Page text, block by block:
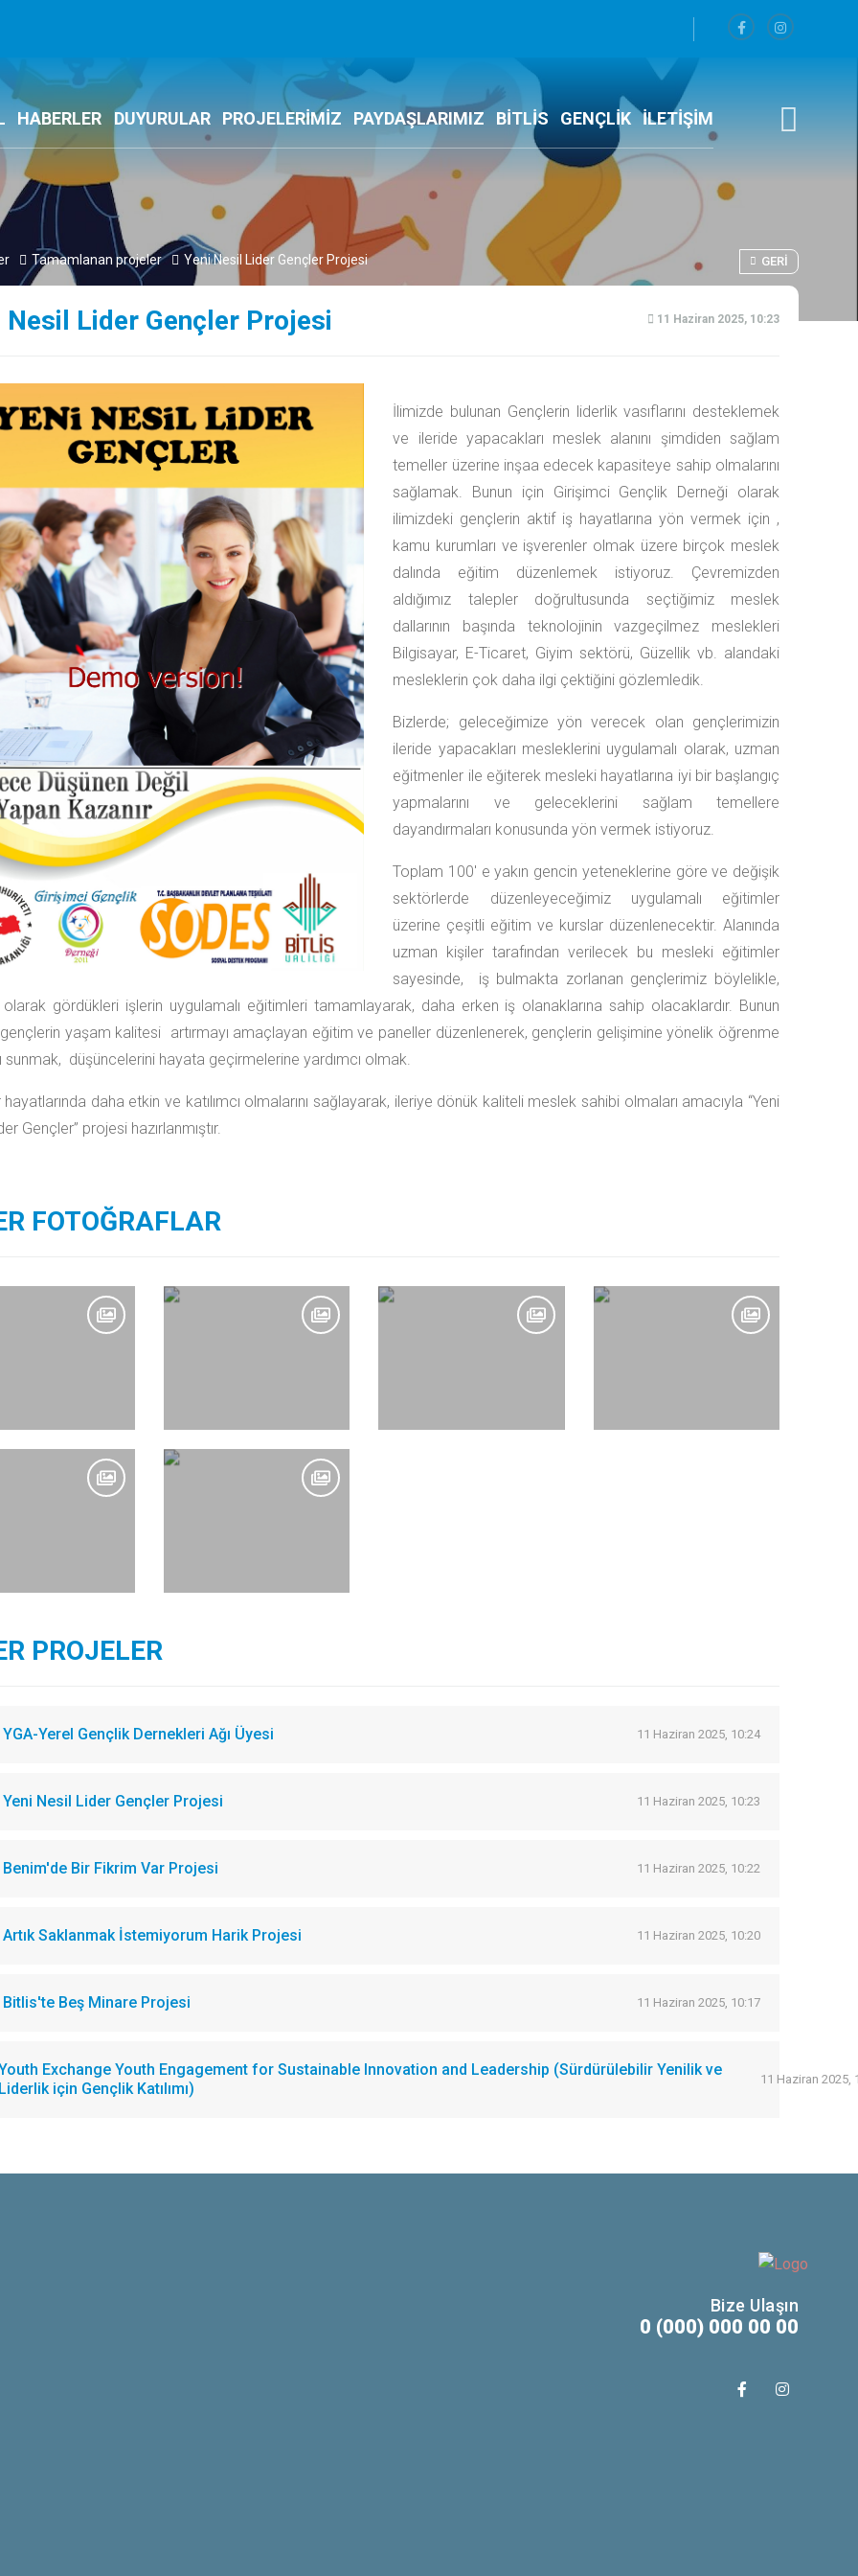
HABERLER DUYURULAR PROJELERİMİZ PAYDAŞLARIMIZ BİTLİS GENÇLİK İLETİŞİM
Tamamlanan projeler Yeni Nesil Lider Gençler Projesi GERI
Nesil Lider Gençler Projesi 11 Haziran 2025, 10:23
İlimizde bulunan Gençlerin liderlik vasıflarını desteklemek
ve ileride yapacakları meslek alanını şimdiden sağlam
temeller üzerine inşaa edecek kapasiteye sahip olmalarını
sağlamak. Bunun için Girişimci Gençlik Derneği olarak
ilimizdeki gençlerin aktif iş hayatlarına yön vermek için ,
kamu kurumları ve işverenler olmak üzere birçok meslek
dalında eğitim düzenlemek istiyoruz. Çevremizden
aldığımız talepler doğrultusunda seçtiğimiz meslek
dallarının başında teknolojinin vazgeçilmez meslekleri
Bilgisayar, E-Ticaret, Giyim sektörü, Güzellik vb. alandaki
mesleklerin çok daha ilgi çektiğini gözlemledik.
Bizlerde; geleceğimize yön verecek olan gençlerimizin
ileride yapacakları mesleklerini uygulamalı olarak, uzman
eğitmenler ile eğiterek mesleki hayatlarına iyi bir başlangıç
yapmalarını ve geleceklerini sağlam temellere
dayandırmaları konusunda yön vermek istiyoruz.
Toplam 100' e yakın gencin yeteneklerine göre ve değişik
sektörlerde düzenleyeceğimiz uygulamalı eğitimler
üzerine çeşitli eğitim ve kurslar düzenlenecektir. Alanında
uzman kişiler tarafından verilecek bu mesleki eğitimler
sayesinde, iş bulmakta zorlanan gençlerimiz böylelikle,
gördükleri işlerin uygulamalı eğitimleri tamamlayarak, daha erken iş olanaklarına sahip olacaklardır. Bunun
gençlerin yaşam kalitesi artırmayı amaçlayan eğitim ve paneller düzenlenerek, gençlerin gelişimine yönelik öğrenme
sunmak, düşüncelerini hayata geçirmelerine yardımcı olmak.
daha etkin ve katılımcı olmalarını sağlayarak, ileriye dönük kaliteli meslek sahibi olmaları amacıyla “Yeni
Gençler” projesi hazırlanmıştır.
FOTOĞRAFLAR
PROJELER
YGA-Yerel Gençlik Dernekleri Ağı Üyesi 11 Haziran 2025, 10:24
Yeni Nesil Lider Gençler Projesi 11 Haziran 2025, 10:23
Benim'de Bir Fikrim Var Projesi 11 Haziran 2025, 10:22
Artık Saklanmak İstemiyorum Harik Projesi 11 Haziran 2025, 10:20
Bitlis'te Beş Minare Projesi 11 Haziran 2025, 10:17
Exchange Youth Engagement for Sustainable Innovation and Leadership (Sürdürülebilir Yenilik ve
için Gençlik Katılımı)
11 Haziran 2025,
Bize Ulaşın
0 (000) 000 00 00